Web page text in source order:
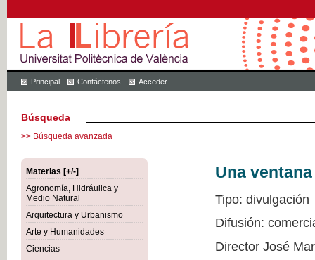
Principal Contáctenos Acceder
Búsqueda
>> Búsqueda avanzada
Materias [+/-]
Agronomía, Hidráulica y
Medio Natural
Arquitectura y Urbanismo
Arte y Humanidades
Ciencias
Una
Tipo: divulgación
Difusión:
Director José